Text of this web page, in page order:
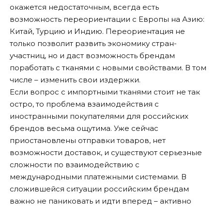
окажется недостаточным, всегда есть
возможность переориентации с Европы на Азию:
Китай, Турцию и Индию. Переориентация не
только позволит развить экономику стран-
участниц, но и даст возможность брендам
поработать с тканями с новыми свойствами. В том
числе – изменить свои издержки.
Если вопрос с импортными тканями стоит не так
остро, то проблема взаимодействия с
иностранными покупателями для российских
брендов весьма ощутима. Уже сейчас
приостановлены отправки товаров, нет
возможности доставок, и существуют серьезные
сложности по взаимодействию с
международными платежными системами. В
сложившейся ситуации российским брендам
важно не паниковать и идти вперед – активно